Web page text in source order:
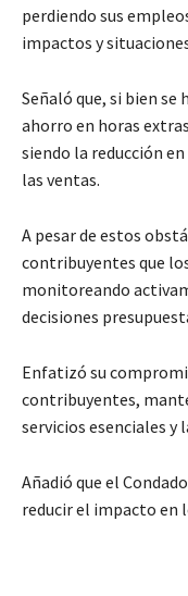
perdiendo sus
impactos y
Señaló que, si bien se
ahorro en horas
siendo la reducción
las ventas.
A pesar de estos
contribuyentes que
monitoreando
decisiones
Enfatizó su
contribuyentes,
servicios esenciales y
Añadió que el
reducir el impacto en